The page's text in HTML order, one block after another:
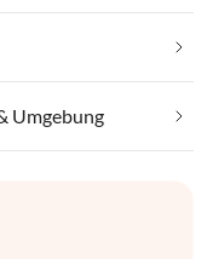
Umgebung